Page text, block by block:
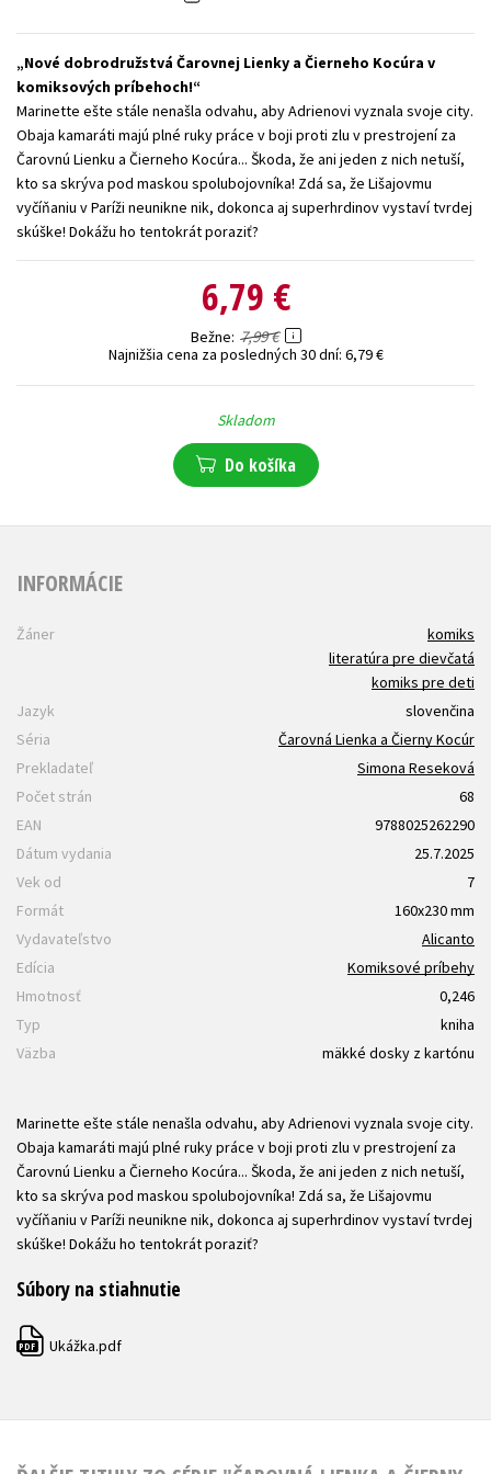
Technické vedy
Učebnice
Umenie a kultúra
Výchova a pedagogika
Young adult
Young adult (SK)
Zdravie a životný štýl
Všetky tituly
Nové dobrodružstvá Čarovnej Lienky a Čierneho Kocúra v
komiksových príbehoch!
Marinette ešte stále nenašla odvahu, aby Adrienovi vyznala svoje city.
Obaja kamaráti majú plné ruky práce v boji proti zlu v prestrojení za
Čarovnú Lienku a Čierneho Kocúra... Škoda, že ani jeden z nich netuší,
kto sa skrýva pod maskou spolubojovníka! Zdá sa, že Lišajovmu
vyčíňaniu v Paríži neunikne nik, dokonca aj superhrdinov vystaví tvrdej
skúške! Dokážu ho tentokrát poraziť?
6,79 €
Bežne 7,99 €
Najnižšia cena za posledných 30 dní: 6,79 €
Skladom
Do košíka
INFORMÁCIE
Žáner
komiks
literatúra pre dievčatá
komiks pre deti
Jazyk
slovenčina
Séria
Čarovná Lienka a Čierny Kocúr
Prekladateľ
Simona Reseková
Počet strán
68
EAN
9788025262290
Dátum vydania
25.7.2025
Vek od
7
Formát
160x230 mm
Vydavateľstvo
Alicanto
Edícia
Komiksové príbehy
Hmotnosť
0,246
Typ
kniha
Väzba
mäkké dosky z kartónu
Marinette ešte stále nenašla odvahu, aby Adrienovi vyznala svoje city.
Obaja kamaráti majú plné ruky práce v boji proti zlu v prestrojení za
Čarovnú Lienku a Čierneho Kocúra... Škoda, že ani jeden z nich netuší,
kto sa skrýva pod maskou spolubojovníka! Zdá sa, že Lišajovmu
vyčíňaniu v Paríži neunikne nik, dokonca aj superhrdinov vystaví tvrdej
skúške! Dokážu ho tentokrát poraziť?
Súbory na stiahnutie
PDF Ukážka.pdf